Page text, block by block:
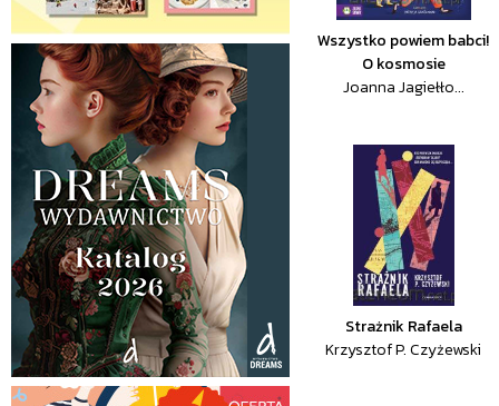
Wszystko powiem babci!
O kosmosie
Joanna Jagiełło...
Strażnik Rafaela
Krzysztof P. Czyżewski